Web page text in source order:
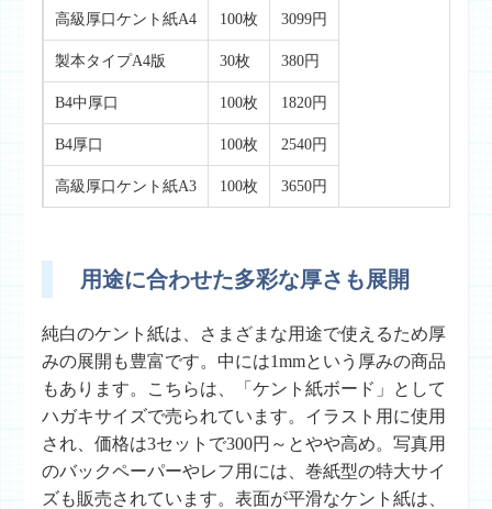
高級厚口ケント紙A4 100枚 3099円
製本タイプA4版 30枚 380円
B4中厚口 100枚 1820円
B4厚口 100枚 2540円
高級厚口ケント紙A3 100枚 3650円
用途に合わせた多彩な厚さも展開
純白のケント紙は、さまざまな用途で使えるため厚
みの展開も豊富です。中には1mmという厚みの商品
もあります。こちらは、「ケント紙ボード」として
ハガキサイズで売られています。イラスト用に使用
され、価格は3セットで300円～とやや高め。写真用
のバックペーパーやレフ用には、巻紙型の特大サイ
ズも販売されています。表面が平滑なケント紙は、